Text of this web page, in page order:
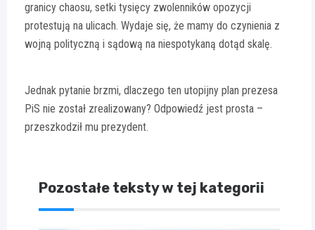
granicy chaosu, setki tysięcy zwolenników opozycji
protestują na ulicach. Wydaje się, że mamy do czynienia z
wojną polityczną i sądową na niespotykaną dotąd skalę.
Jednak pytanie brzmi, dlaczego ten utopijny plan prezesa
PiS nie został zrealizowany? Odpowiedź jest prosta –
przeszkodził mu prezydent.
Pozostałe teksty w tej kategorii